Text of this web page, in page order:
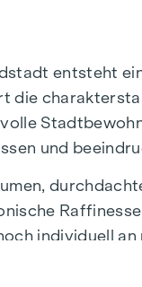
entsteht
die
und
individuell an